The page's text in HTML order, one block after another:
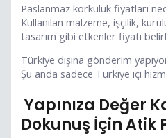
Paslanmaz korkuluk fiyatları
Kullanılan malzeme, işçilik,
tasarım gibi etkenler fiyatı
Türkiye dışına gönderim
Şu anda sadece Türkiye içi
Yapınıza Değer
Dokunuş İçin Atik